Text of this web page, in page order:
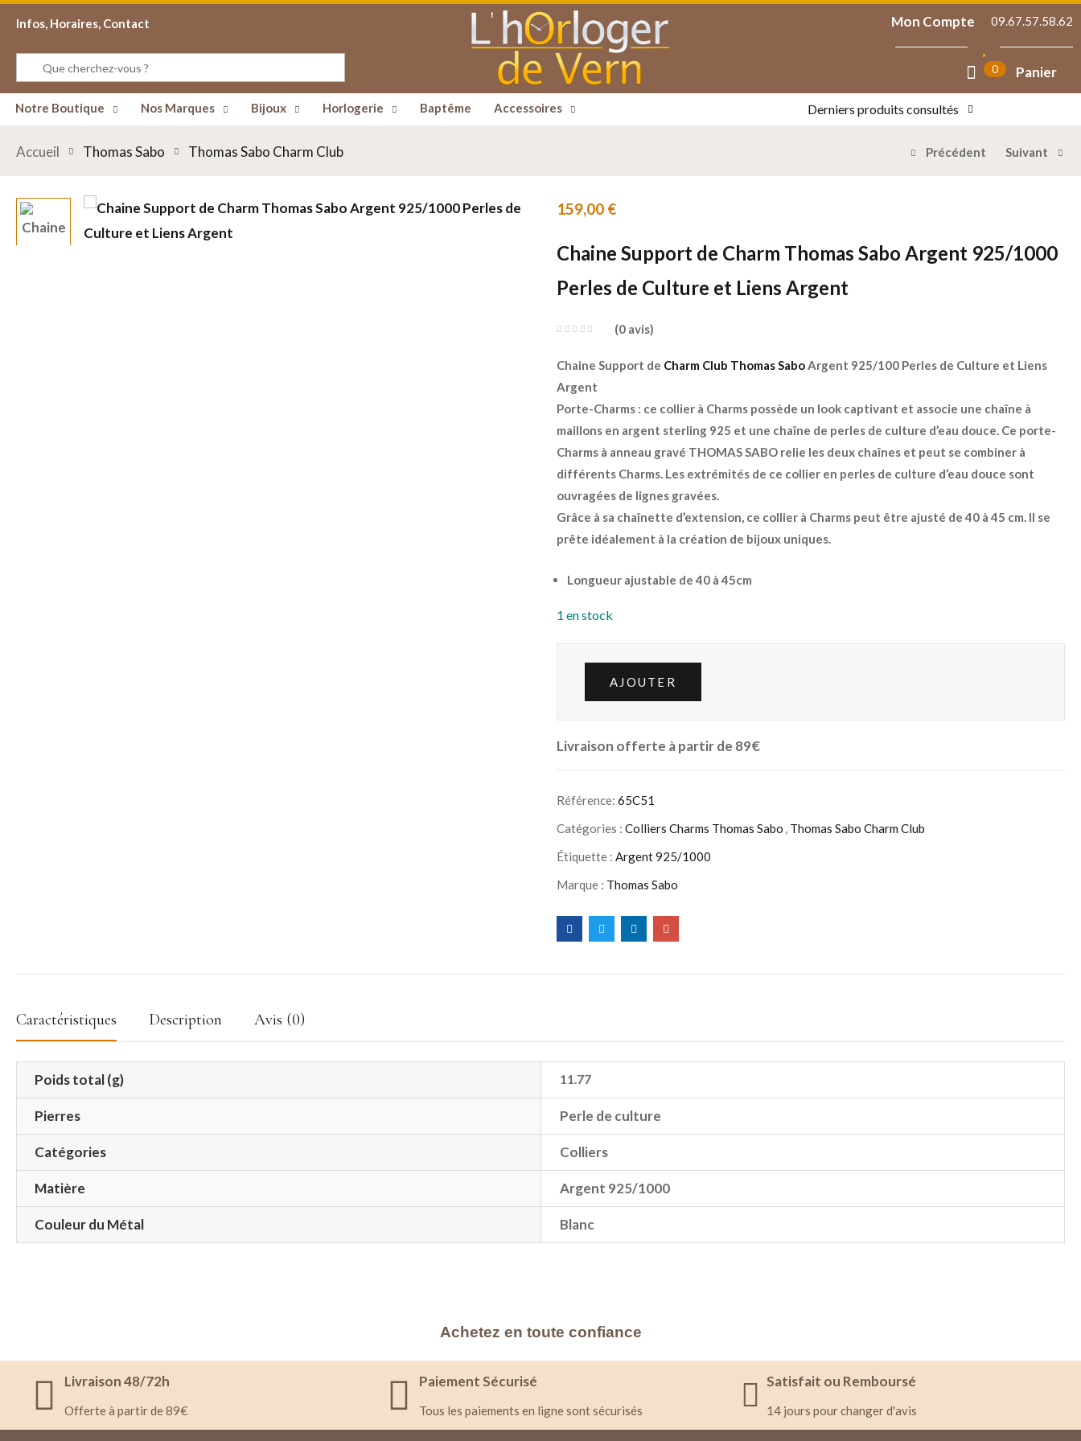
Infos, Horaires, Contact Mon Compte 09.67.57.58.62
0 Panier
Notre Boutique Nos Marques Bijoux Horlogerie Baptême Accessoires Derniers produits consultés
Accueil Thomas Sabo Thomas Sabo Charm Club Précédent Suivant
159,00 €
Chaine Support de Charm Thomas Sabo Argent 925/1000
Perles de Culture et Liens Argent
0 avis
Chaine Support de Charm Club Thomas SaboArgent 925/100 Perles de Culture et Liens
Argent
Porte-Charms : ce collier à Charms possède un look captivant et associe une chaîne à
maillons en argent sterling 925 et une chaîne de perles de culture d’eau douce. Ce porte-
Charms à anneau gravé THOMAS SABO relie les deux chaînes et peut se combiner à
différents Charms. Les extrémités de ce collier en perles de culture d’eau douce sont
ouvragées de lignes gravées.
Grâce à sa chaînette d’extension, ce collier à Charms peut être ajusté de 40 à 45 cm. Il se
prête idéalement à la création de bijoux uniques.
Longueur ajustable de 40 à 45cm
1 en stock
AJOUTER
Livraison offerte à partir de 89€
Référence: 65C51
Catégories : Colliers Charms Thomas Sabo , Thomas Sabo Charm Club
Étiquette : Argent 925/1000
Marque : Thomas Sabo
Caractéristiques Description Avis (0)
Poids total (g) 11.77
Pierres Perle de culture
Catégories Colliers
Matière Argent 925/1000
Couleur du Métal Blanc
Achetez en toute confiance
Livraison 48/72h
Offerte à partir de 89€
Paiement Sécurisé
Tous les paiements en ligne sont sécurisés
Satisfait ou Remboursé
14 jours pour changer d'avis